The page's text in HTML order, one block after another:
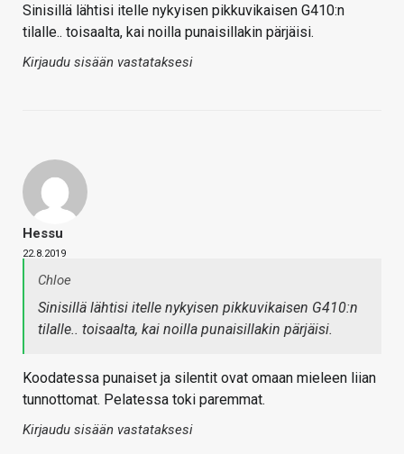
Sinisillä lähtisi itelle nykyisen pikkuvikaisen G410:n
tilalle.. toisaalta, kai noilla punaisillakin pärjäisi.
Kirjaudu sisään vastataksesi
Hessu
22.8.2019
Chloe
Sinisillä lähtisi itelle nykyisen pikkuvikaisen G410:n
tilalle.. toisaalta, kai noilla punaisillakin pärjäisi.
Koodatessa punaiset ja silentit ovat omaan mieleen liian
tunnottomat. Pelatessa toki paremmat.
Kirjaudu sisään vastataksesi